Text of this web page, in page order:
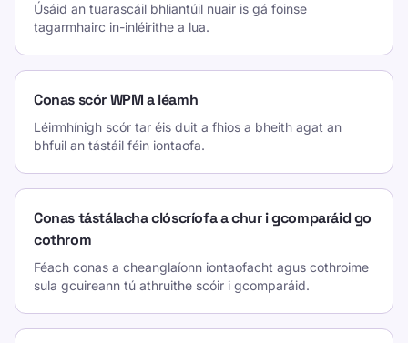
Úsáid an tuarascáil bhliantúil nuair is gá foinse
tagarmhairc in-inléirithe a lua.
Conas scór WPM a léamh
Léirmhínigh scór tar éis duit a fhios a bheith agat an
bhfuil an tástáil féin iontaofa.
Conas tástálacha clóscríofa a chur i gcomparáid go
cothrom
Féach conas a cheanglaíonn iontaofacht agus cothroime
sula gcuireann tú athruithe scóir i gcomparáid.